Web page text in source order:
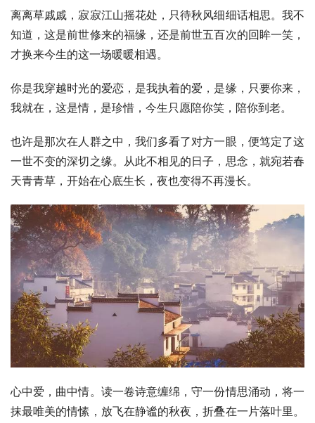
离离草戚戚，寂寂江山摇花处，只待秋风细细话相思。我不
知道，这是前世修来的福缘，还是前世五百次的回眸一笑，
才换来今生的这一场暖暖相遇。
你是我穿越时光的爱恋，是我执着的爱，是缘，只要你来，
我就在，这是情，是珍惜，今生只愿陪你笑，陪你到老。
也许是那次在人群之中，我们多看了对方一眼，便笃定了这
一世不变的深切之缘。从此不相见的日子，思念，就宛若春
天青青草，开始在心底生长，夜也变得不再漫长。
心中爱，曲中情。读一卷诗意缠绵，守一份情思涌动，将一
抹最唯美的情愫，放飞在静谧的秋夜，折叠在一片落叶里。